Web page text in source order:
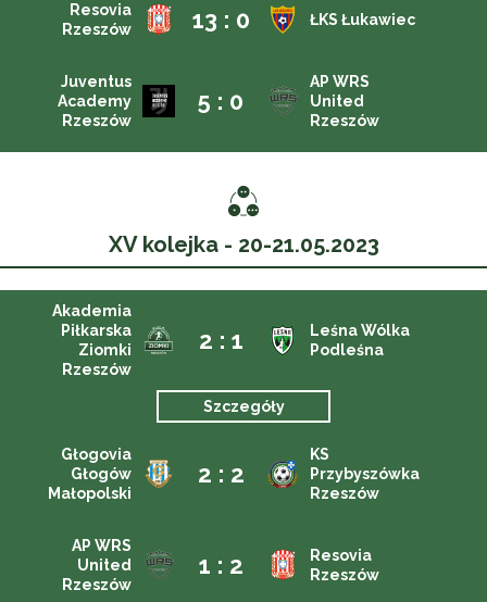
Resovia
Rzeszów
13 : 0 ŁKS Łukawiec
Juventus
Academy
Rzeszów
5 : 0
AP WRS
United
Rzeszów
XV kolejka - 20-21.05.2023
Akademia
Piłkarska
Ziomki
Rzeszów
2 : 1
Leśna Wólka
Podleśna
Szczegóły
Głogovia
Głogów
Małopolski
2 : 2
KS
Przybyszówka
Rzeszów
AP WRS
United
Rzeszów
1 : 2
Resovia
Rzeszów